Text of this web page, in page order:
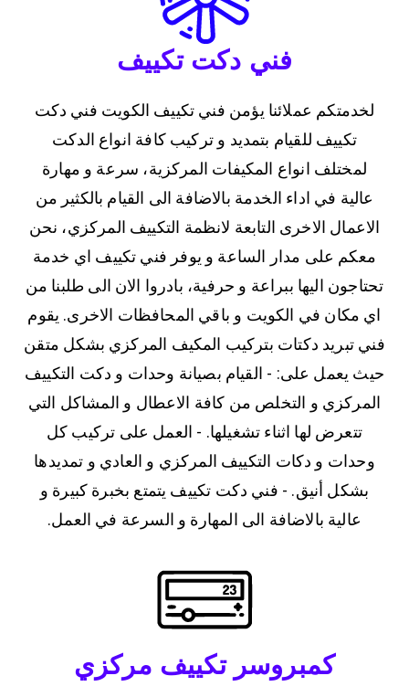
فني دكت تكييف
لخدمتكم عملائنا يؤمن فني تكييف الكويت فني دكت
تكييف للقيام بتمديد و تركيب كافة انواع الدكت
لمختلف انواع المكيفات المركزية، سرعة و مهارة
عالية في اداء الخدمة بالاضافة الى القيام بالكثير من
الاعمال الاخرى التابعة لانظمة التكييف المركزي، نحن
معكم على مدار الساعة و يوفر فني تكييف اي خدمة
تحتاجون اليها ببراعة و حرفية، بادروا الان الى طلبنا من
اي مكان في الكويت و باقي المحافظات الاخرى. يقوم
فني تبريد دكتات بتركيب المكيف المركزي بشكل متقن
حيث يعمل على: - القيام بصيانة وحدات و دكت التكييف
المركزي و التخلص من كافة الاعطال و المشاكل التي
تتعرض لها اثناء تشغيلها. - العمل على تركيب كل
وحدات و دكات التكييف المركزي و العادي و تمديدها
بشكل أنيق. - فني دكت تكييف يتمتع بخبرة كبيرة و
عالية بالاضافة الى المهارة و السرعة في العمل.
كمبروسر تكييف مركزي